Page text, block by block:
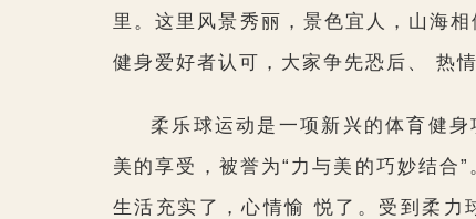
里。这里风景秀丽，景色宜人，山海
健身爱好者认可，大家争先恐后、 热
柔乐球运动是一项新兴的体育健
美的享受，被誉为“力与美的巧妙结合
生活充实了，心情愉 悦了。受到柔力